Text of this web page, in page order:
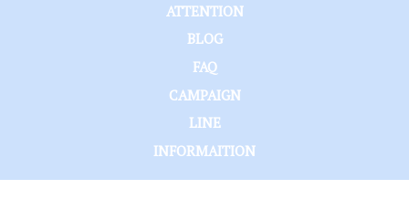
ATTENTION
BLOG
FAQ
CAMPAIGN
LINE
INFORMAITION